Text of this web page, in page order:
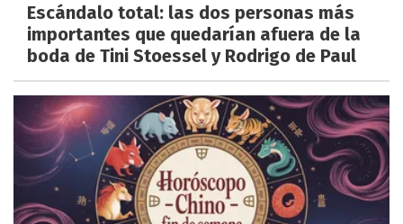
Escándalo total: las dos personas más
importantes que quedarían afuera de la
boda de Tini Stoessel y Rodrigo de Paul